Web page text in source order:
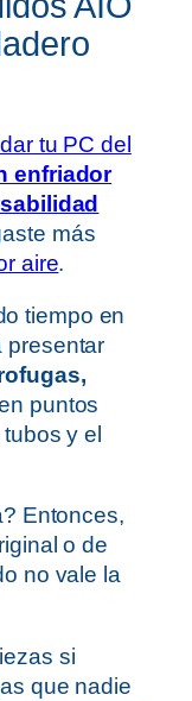
tu PC del
enfriador
más
aire.
tiempo en
presentar
puntos
y el
Entonces,
o de
no vale la
si
que nadie